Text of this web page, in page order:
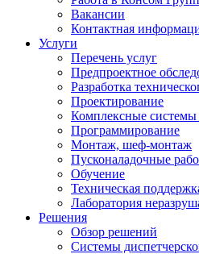
Вакансии
Контактная
Услуги
Перечень услуг
Предпроектное
Разработка
Проектирование
Комплексные системы
Программирование
Монтаж, шеф-монтаж
Пусконаладочные
Обучение
Техническая
Лаборатория
Решения
Обзор решений
Системы